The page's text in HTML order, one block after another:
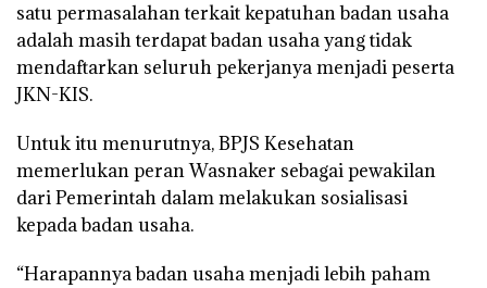
satu permasalahan terkait kepatuhan badan usaha
adalah masih terdapat badan usaha yang tidak
mendaftarkan seluruh pekerjanya menjadi peserta
JKN-KIS.
Untuk itu menurutnya, BPJS Kesehatan
memerlukan peran Wasnaker sebagai pewakilan
dari Pemerintah dalam melakukan sosialisasi
kepada badan usaha.
“Harapannya badan usaha menjadi lebih paham